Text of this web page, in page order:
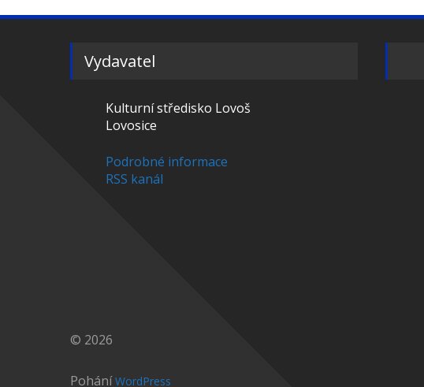
Vydavatel
Kulturní středisko Lovoš
Lovosice
Podrobné informace
RSS kanál
© 2026
PoháníWordPress